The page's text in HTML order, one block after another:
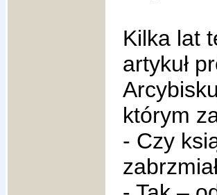
Kilka lat
artykuł
którym
- Czy